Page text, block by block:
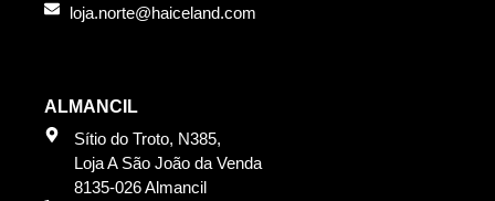
loja.norte@haiceland.com
ALMANCIL
Sítio do Troto, N385,
Loja A São João da Venda
8135-026 Almancil